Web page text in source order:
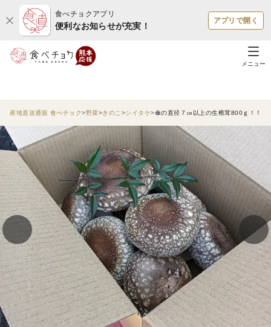
食べチョクアプリ
便利なお知らせが充実！
アプリで開く
メニュー
産地直送通販 食べチョク 野菜 きのこ シイタケ 傘の直径７㎝以上の生椎茸800ｇ！！